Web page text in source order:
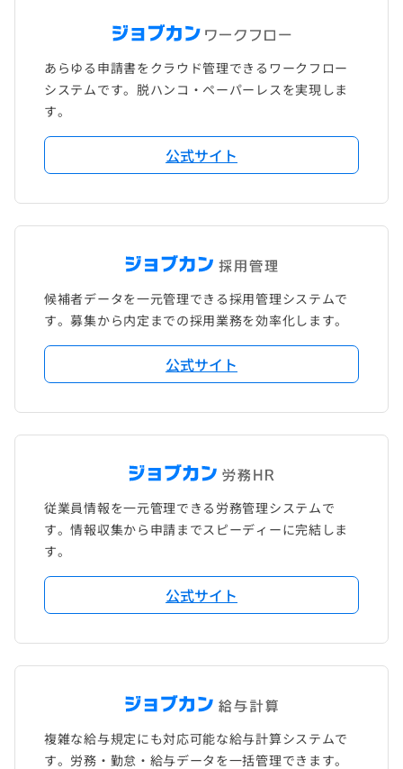
あらゆる申請書をクラウド管理できるワークフロー
システムです。脱ハンコ・ペーパーレスを実現しま
す。
公式サイト
候補者データを一元管理できる採用管理システムで
す。募集から内定までの採用業務を効率化します。
公式サイト
従業員情報を一元管理できる労務管理システムで
す。情報収集から申請までスピーディーに完結しま
す。
公式サイト
複雑な給与規定にも対応可能な給与計算システムで
す。労務・勤怠・給与データを一括管理できます。